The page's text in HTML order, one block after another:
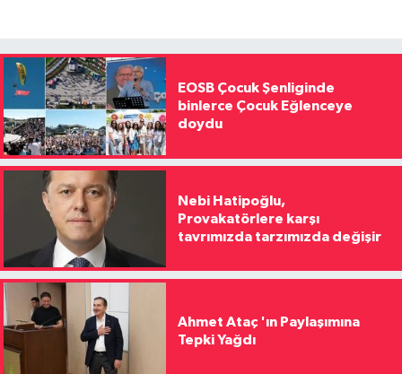
EOSB Çocuk Şenliginde
binlerce Çocuk Eğlenceye
doydu
Nebi Hatipoğlu,
Provakatörlere karşı
tavrımızda tarzımızda değişir
Ahmet Ataç 'ın Paylaşımına
Tepki Yağdı